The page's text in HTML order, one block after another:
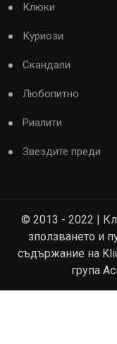
Клюки
Куриози
Скандали
Любопитно
Риалити
Звездите преди
© 2013 - 2022 |
зползването и
съдържание на
група